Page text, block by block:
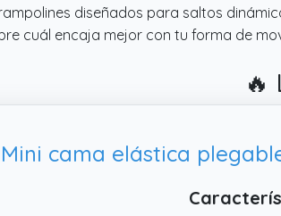
diseñados para saltos
cuál encaja mejor con tu forma de